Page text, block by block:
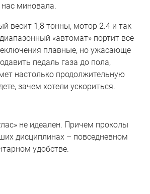
миновала.
весит 1,8 тонны, мотор 2.4 и так
«автомат» портит все
плавные, но ужасающе
педаль газа до пола,
настолько продолжительную
зачем хотели ускориться.
не идеален. Причем проколы
дисциплинах – повседневном
удобстве.